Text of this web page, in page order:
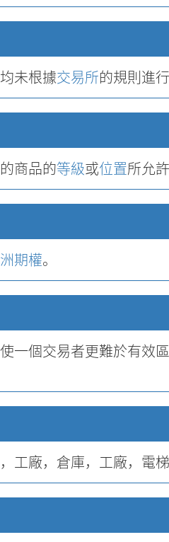
未根據交易所的規則進
商品的等級或位置所允
期權。
一個交易者更難於有效
工廠，倉庫，工廠，電梯